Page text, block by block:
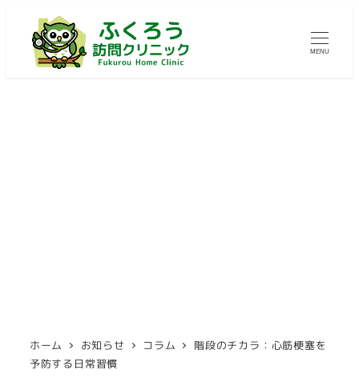
MENU
ホーム お知らせ コラム
階段のチカラ：心筋梗塞を
予防する日常習慣